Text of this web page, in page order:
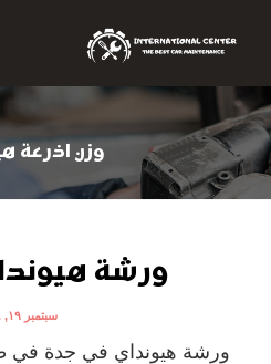
وزن اذرعة
ورشة
سبتمبر ١٩, ٢٠٢٤
ورشة هيونداي في جدة في